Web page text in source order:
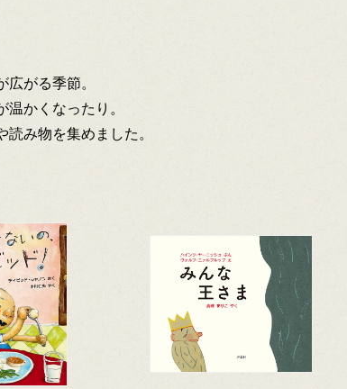
がる季節。
かくなったり。
み物を集めました。